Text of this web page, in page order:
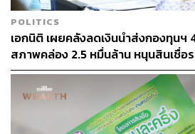
POLITICS
เอกนิติ เผยคลังลดเงินนำส่งกองทุนฯ
สภาพคล่อง 2.5 หมื่นล้าน หนุนสินเชื่อ